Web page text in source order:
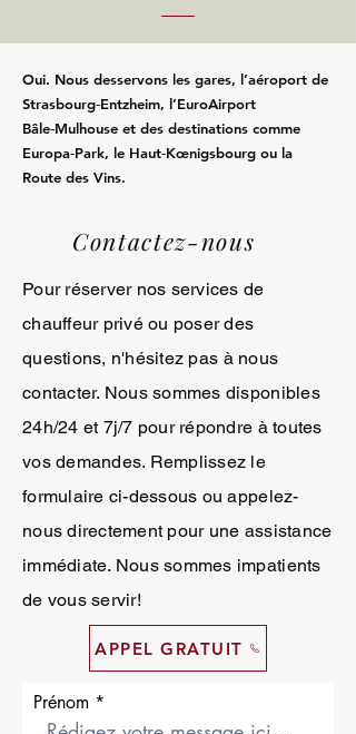
Oui. Nous desservons les gares, l’aéroport de
Strasbourg‑Entzheim, l’EuroAirport
Bâle‑Mulhouse et des destinations comme
Europa‑Park, le Haut‑Kœnigsbourg ou la
Route des Vins.
Contactez-nous
Pour réserver nos services de
chauffeur privé ou poser des
questions, n'hésitez pas à nous
contacter. Nous sommes disponibles
24h/24 et 7j/7 pour répondre à toutes
vos demandes. Remplissez le
formulaire ci-dessous ou appelez-
nous directement pour une assistance
immédiate. Nous sommes impatients
de vous servir!
APPEL GRATUIT
Prénom